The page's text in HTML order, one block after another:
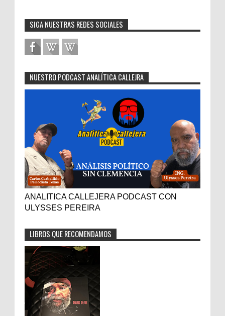
SIGA NUESTRAS REDES SOCIALES
NUESTRO PODCAST ANALÍTICA CALLEJRA
ANALITICA CALLEJERA PODCAST CON
ULYSSES PEREIRA
LIBROS QUE RECOMENDAMOS